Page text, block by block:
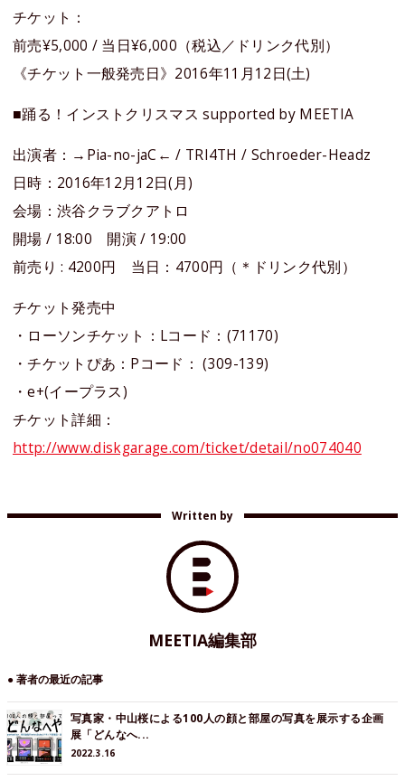
チケット：
前売¥5,000 / 当日¥6,000（税込／ドリンク代別）
《チケット一般発売日》2016年11月12日(土)
■踊る！インストクリスマス supported by MEETIA
出演者：→Pia-no-jaC← / TRI4TH / Schroeder-Headz
日時：2016年12月12日(月)
会場：渋谷クラブクアトロ
開場 / 18:00 開演 / 19:00
前売り : 4200円 当日：4700円（＊ドリンク代別）
チケット発売中
・ローソンチケット：Lコード：(71170)
・チケットぴあ：Pコード： (309-139)
・e+(イープラス)
チケット詳細：
http://www.diskgarage.com/ticket/detail/no074040
Written by
MEETIA編集部
● 著者の最近の記事
写真家・中山桜による100人の顔と部屋の写真を展示する企画
展「どんなへ...
2022.3.16